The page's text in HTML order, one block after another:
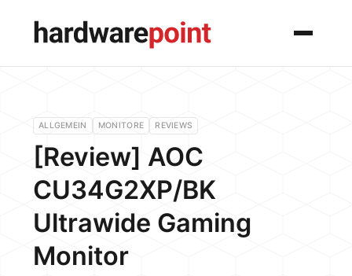
Menü
ALLGEMEIN MONITORE REVIEWS
[Review] AOC
CU34G2XP/BK
Ultrawide Gaming
Monitor